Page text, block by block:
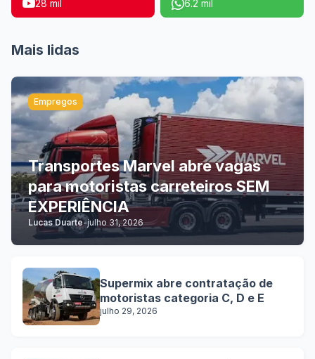
28 mil 6.2 mil
Mais lidas
Empregos
Transportes Marvel abre vagas
para motoristas carreteiros SEM
EXPERIÊNCIA
Lucas Duarte-julho 31, 2026
Supermix abre contratação de
motoristas categoria C, D e E
julho 29, 2026